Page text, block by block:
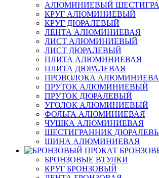
АЛЮМИНИЕВЫЙ
КРУГ АЛЮМИНИЕВЫЙ
КРУГ ДЮРАЛЕВЫЙ
ЛЕНТА АЛЮМИНИЕВАЯ
ЛИСТ АЛЮМИНИЕВЫЙ
ЛИСТ ДЮРАЛЕВЫЙ
ПЛИТА АЛЮМИНИЕВАЯ
ПЛИТА ДЮРАЛЕВАЯ
ПРОВОЛОКА
ПРУТОК АЛЮМИНИЕВЫЙ
ПРУТОК ДЮРАЛЕВЫЙ
УГОЛОК АЛЮМИНИЕВЫЙ
ФОЛЬГА АЛЮМИНИЕВАЯ
ЧУШКА АЛЮМИНИЕВАЯ
ШЕСТИГРАННИК
ШИНА АЛЮМИНИЕВАЯ
БРОНЗОВЫЕ ВТУЛКИ
КРУГ БРОНЗОВЫЙ